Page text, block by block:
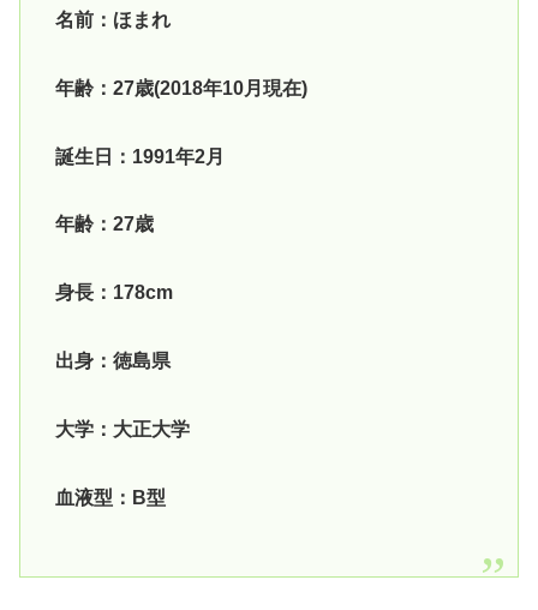
名前：ほまれ
年齢：27歳(2018年10月現在)
誕生日：1991年2月
年齢：27歳
身長：178cm
出身：徳島県
大学：大正大学
血液型：B型